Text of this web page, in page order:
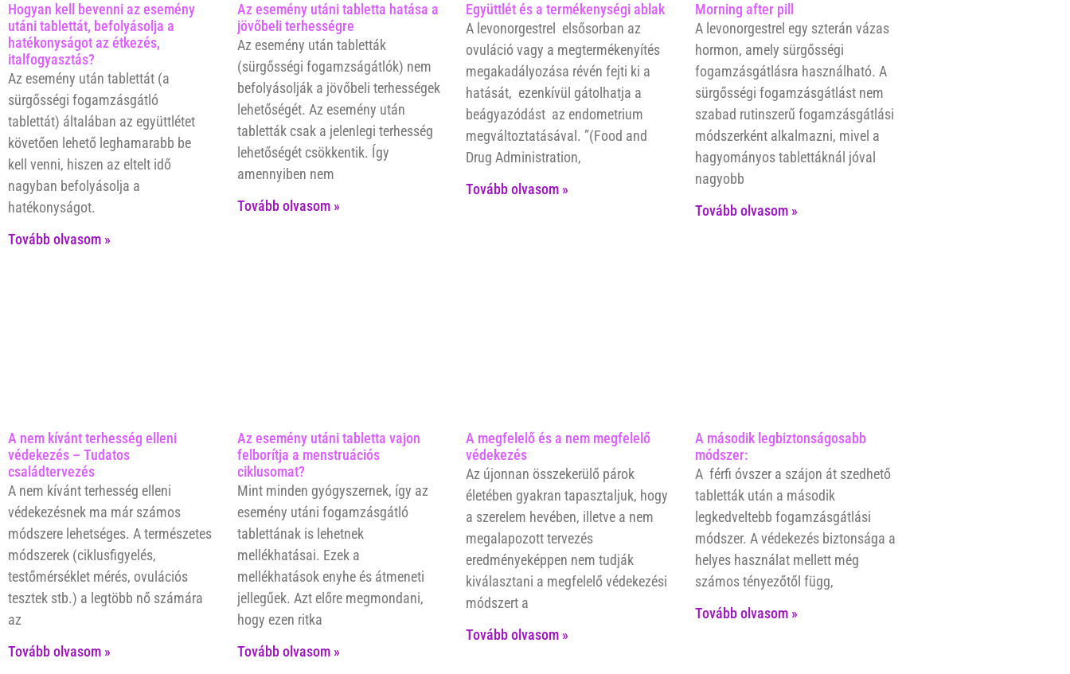
Hogyan kell bevenni az esemény
utáni tablettát, befolyásolja a
hatékonyságot az étkezés,
italfogyasztás?
Az esemény után tablettát (a
sürgősségi fogamzásgátló
tablettát) általában az együttlétet
követően lehető leghamarabb be
kell venni, hiszen az eltelt idő
nagyban befolyásolja a
hatékonyságot.
Tovább olvasom »
Az esemény utáni tabletta hatása a
jövőbeli terhességre
Az esemény után tabletták
(sürgősségi fogamzságátlók) nem
befolyásolják a jövőbeli terhességek
lehetőségét. Az esemény után
tabletták csak a jelenlegi terhesség
lehetőségét csökkentik. Így
amennyiben nem
Tovább olvasom »
Együttlét és a termékenységi ablak
A levonorgestrel elsősorban az
ovuláció vagy a megtermékenyítés
megakadályozása révén fejti ki a
hatását, ezenkívül gátolhatja a
beágyazódást az endometrium
megváltoztatásával. ”(Food and
Drug Administration,
Tovább olvasom »
Morning after pill
A levonorgestrel egy szterán vázas
hormon, amely sürgősségi
fogamzásgátlásra használható. A
sürgősségi fogamzásgátlást nem
szabad rutinszerű fogamzásgátlási
módszerként alkalmazni, mivel a
hagyományos tablettáknál jóval
nagyobb
Tovább olvasom »
A nem kívánt terhesség elleni
védekezés – Tudatos
családtervezés
A nem kívánt terhesség elleni
védekezésnek ma már számos
módszere lehetséges. A természetes
módszerek (ciklusfigyelés,
testőmérséklet mérés, ovulációs
tesztek stb.) a legtöbb nő számára
az
Tovább olvasom »
Az esemény utáni tabletta vajon
felborítja a menstruációs
ciklusomat?
Mint minden gyógyszernek, így az
esemény utáni fogamzásgátló
tablettának is lehetnek
mellékhatásai. Ezek a
mellékhatások enyhe és átmeneti
jellegűek. Azt előre megmondani,
hogy ezen ritka
Tovább olvasom »
A megfelelő és a nem megfelelő
védekezés
Az újonnan összekerülő párok
életében gyakran tapasztaljuk, hogy
a szerelem hevében, illetve a nem
megalapozott tervezés
eredményeképpen nem tudják
kiválasztani a megfelelő védekezési
módszert a
Tovább olvasom »
A második legbiztonságosabb
módszer:
A férfi óvszer a szájon át szedhető
tabletták után a második
legkedveltebb fogamzásgátlási
módszer. A védekezés biztonsága a
helyes használat mellett még
számos tényezőtől függ,
Tovább olvasom »